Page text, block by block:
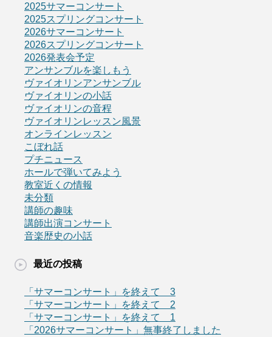
2025サマーコンサート
2025スプリングコンサート
2026サマーコンサート
2026スプリングコンサート
2026発表会予定
アンサンブルを楽しもう
ヴァイオリンアンサンブル
ヴァイオリンの小話
ヴァイオリンの音程
ヴァイオリンレッスン風景
オンラインレッスン
こぼれ話
プチニュース
ホールで弾いてみよう
教室近くの情報
未分類
講師の趣味
講師出演コンサート
音楽歴史の小話
最近の投稿
「サマーコンサート」を終えて 3
「サマーコンサート」を終えて 2
「サマーコンサート」を終えて 1
「2026サマーコンサート」無事終了しました